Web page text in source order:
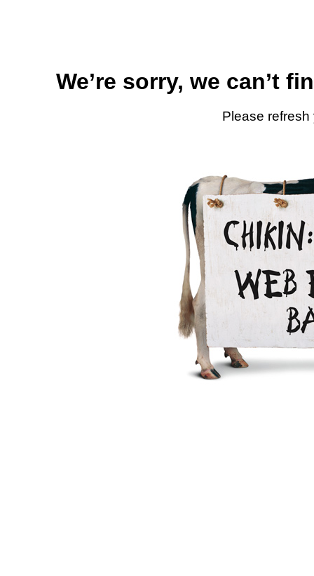
We’re sorry, we can’t
Please refresh